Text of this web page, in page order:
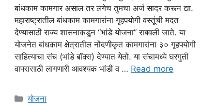
बांधकाम कामगार असाल तर लगेच तुमचा अर्ज सादर करून द्या.
महाराष्ट्रातील बांधकाम कामगारांना गृहपयोगी वस्तूंची मदत
देण्यासाठी राज्य शासनाकडून “भांडे योजना” राबवली जाते. या
योजनेत बांधकाम क्षेत्रातील नोंदणीकृत कामगारांना ३० गृहपयोगी
साहित्याचा संच (भांडे बॉक्स) देण्यात येतो. या संचामध्ये घरगुती
वापरासाठी लागणारी आवश्यक भांडी व … Read more
Categories
योजना